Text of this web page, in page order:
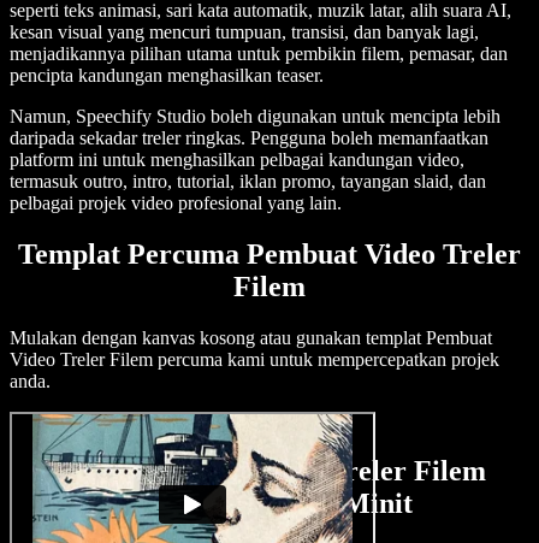
seperti teks animasi, sari kata automatik, muzik latar, alih suara AI,
kesan visual yang mencuri tumpuan, transisi, dan banyak lagi,
menjadikannya pilihan utama untuk pembikin filem, pemasar, dan
pencipta kandungan menghasilkan teaser.
Namun, Speechify Studio boleh digunakan untuk mencipta lebih
daripada sekadar treler ringkas. Pengguna boleh memanfaatkan
platform ini untuk menghasilkan pelbagai kandungan video,
termasuk outro, intro, tutorial, iklan promo, tayangan slaid, dan
pelbagai projek video profesional yang lain.
Templat Percuma Pembuat Video Treler
Filem
Mulakan dengan kanvas kosong atau gunakan templat Pembuat
Video Treler Filem percuma kami untuk mempercepatkan projek
anda.
Cara Membuat Video Treler Filem
Dalam Beberapa Minit